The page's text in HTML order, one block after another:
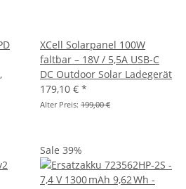
XCell Solarpanel 100W
faltbar – 18V / 5,5A USB-C
DC Outdoor Solar Ladegerät
179,10 € *
Alter Preis: 199,00 €
Sale 39%